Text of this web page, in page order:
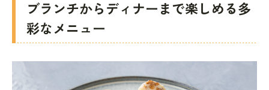
ブランチからディナーまで楽しめる多
彩なメニュー